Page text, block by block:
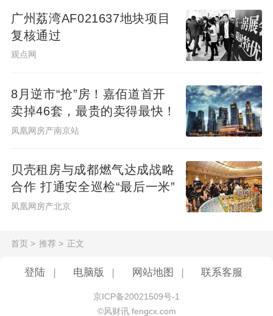
广州荔湾AF021637地块项目
复核通过
观点网
8月逆市“抢”房！嘉佰道首开
卖掉46套，最贵的卖得最快！
凤凰网房产南京站
贝壳租房与成都燃气达成战略
合作 打通安全巡检“最后一米”
凤凰网房产北京
首页 > 推荐 > 正文
登陆 电脑版 网站地图 联系客服
京ICP备20021509号-1
©风财讯 fengcx.com